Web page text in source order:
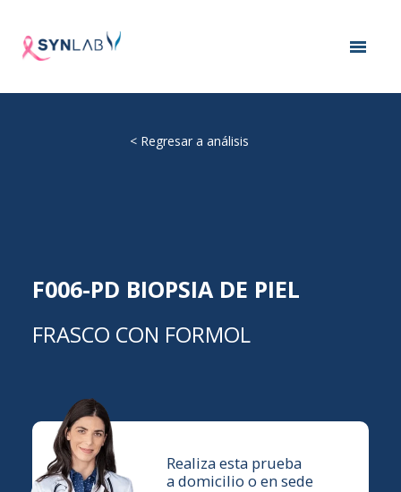
< Regresar a análisis
F006-PD BIOPSIA DE PIEL
FRASCO CON FORMOL
Realiza esta prueba
a domicilio o en sede